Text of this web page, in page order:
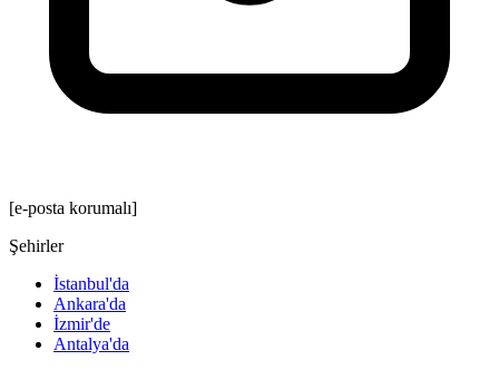
[e-posta korumalı]
Şehirler
İstanbul'da
Ankara'da
İzmir'de
Antalya'da